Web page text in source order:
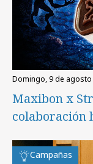
domingo, 9 de
Maxibon x
colaboración
Campañas